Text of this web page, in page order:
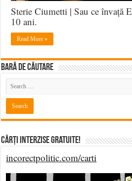
Sterie Ciumetti | Sau ce învață
10 ani.
Read More »
BARĂ DE CĂUTARE
Cărți Interzise Gratuite!
incorectpolitic.com/carti